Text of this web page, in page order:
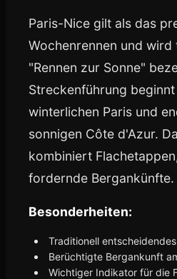
Paris-Nice gilt als das
Wochenrennen und
"Rennen zur Sonne"
Streckenführung
winterlichen Paris und
sonnigen Côte d'Azur.
kombiniert
fordernde Bergankünfte.
Besonderheiten:
Traditionell
Berüchtigte Bergankunft
Wichtiger Indikator für die